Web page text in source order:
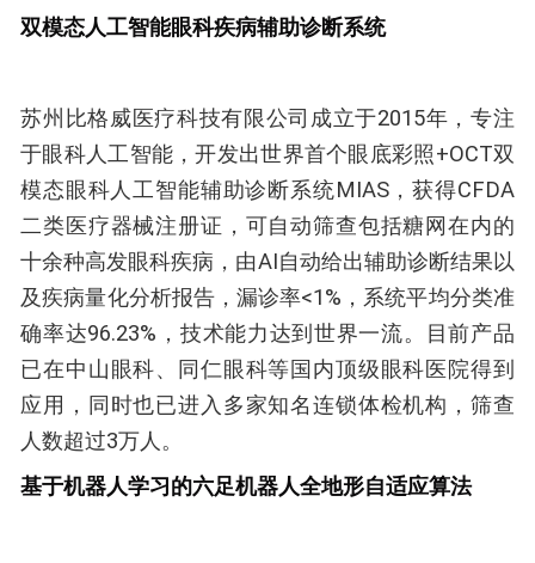
双模态人工智能眼科疾病辅助诊断系统
苏州比格威医疗科技有限公司成立于2015年，专注
于眼科人工智能，开发出世界首个眼底彩照+OCT双
模态眼科人工智能辅助诊断系统MIAS，获得CFDA
二类医疗器械注册证，可自动筛查包括糖网在内的
十余种高发眼科疾病，由AI自动给出辅助诊断结果以
及疾病量化分析报告，漏诊率<1%，系统平均分类准
确率达96.23%，技术能力达到世界一流。目前产品
已在中山眼科、同仁眼科等国内顶级眼科医院得到
应用，同时也已进入多家知名连锁体检机构，筛查
人数超过3万人。
基于机器人学习的六足机器人全地形自适应算法